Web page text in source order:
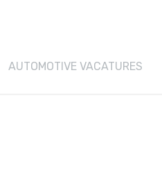
AUTOMOTIVE VACATURES